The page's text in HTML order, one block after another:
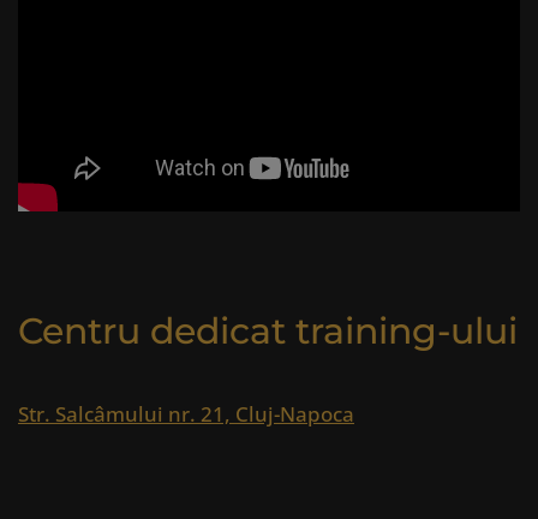
Centru dedicat training-ului
Str. Salcâmului nr. 21, Cluj-Napoca